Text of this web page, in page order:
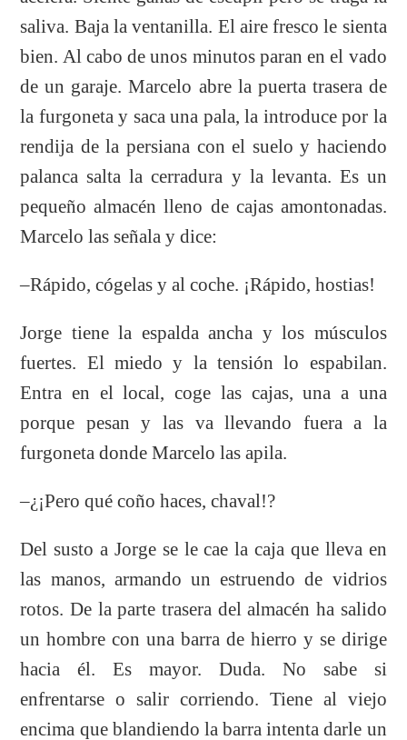
saliva. Baja la ventanilla. El aire fresco le sienta
bien. Al cabo de unos minutos paran en el vado
de un garaje. Marcelo abre la puerta trasera de
la furgoneta y saca una pala, la introduce por la
rendija de la persiana con el suelo y haciendo
palanca salta la cerradura y la levanta. Es un
pequeño almacén lleno de cajas amontonadas.
Marcelo las señala y dice:
–Rápido, cógelas y al coche. ¡Rápido, hostias!
Jorge tiene la espalda ancha y los músculos
fuertes. El miedo y la tensión lo espabilan.
Entra en el local, coge las cajas, una a una
porque pesan y las va llevando fuera a la
furgoneta donde Marcelo las apila.
–¿¡Pero qué coño haces, chaval!?
Del susto a Jorge se le cae la caja que lleva en
las manos, armando un estruendo de vidrios
rotos. De la parte trasera del almacén ha salido
un hombre con una barra de hierro y se dirige
hacia él. Es mayor. Duda. No sabe si
enfrentarse o salir corriendo. Tiene al viejo
encima que blandiendo la barra intenta darle un